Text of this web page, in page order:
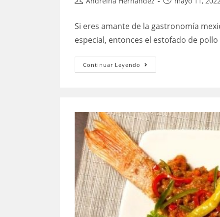
la
entrada:
entrada:
Si eres amante de la gastronomía
especial, entonces el estofado de
Continuar Leyendo
de